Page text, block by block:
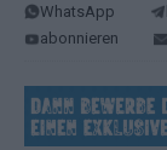
WhatsApp
abonnieren